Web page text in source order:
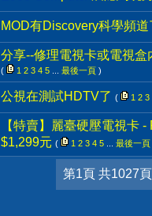
MOD有Discovery科學頻道
分享--修理電視卡或電視
( 1 2 3 4 5 最後一頁 )
公視在測試HDTV了 ( 1 2 3
【特賣】麗臺硬壓電視卡
$1,299元 ( 1 2 3 4 5 最後一頁
第1頁 共1027頁